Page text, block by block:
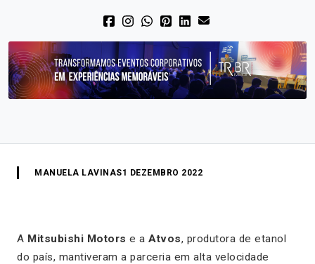
MANUELA LAVINAS1 DEZEMBRO 2022
A Mitsubishi Motors e a Atvos, produtora de etanol
do país, mantiveram a parceria em alta velocidade